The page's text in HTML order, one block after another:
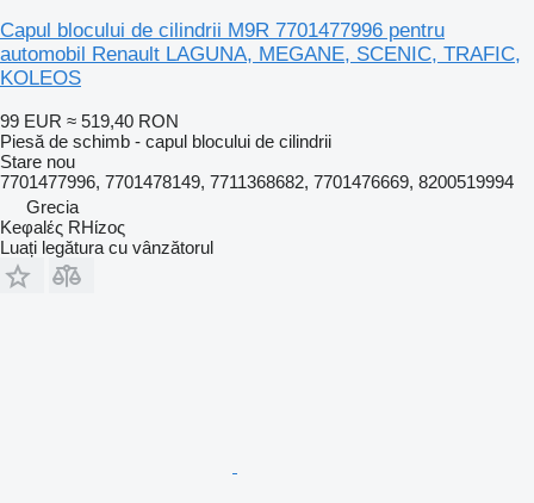
Capul blocului de cilindrii M9R 7701477996 pentru
automobil Renault LAGUNA, MEGANE, SCENIC, TRAFIC,
KOLEOS
99 EUR ≈ 519,40 RON
Piesă de schimb - capul blocului de cilindrii
Stare nou
7701477996, 7701478149, 7711368682, 7701476669, 8200519994
Grecia
Keφalές RHίzoς
Luați legătura cu vânzătorul